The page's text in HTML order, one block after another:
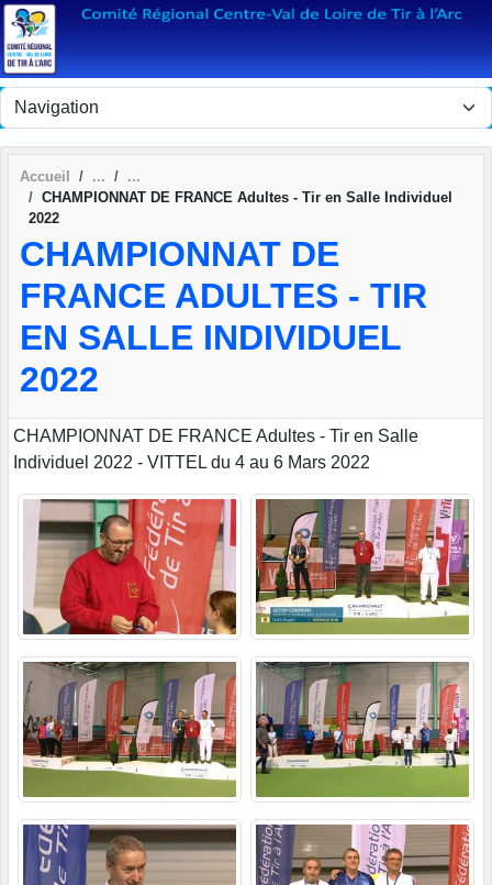
Accueil
CHAMPIONNAT DE FRANCE Adultes - Tir en Salle Individuel
2022
CHAMPIONNAT DE
FRANCE ADULTES - TIR
EN SALLE INDIVIDUEL
2022
CHAMPIONNAT DE FRANCE Adultes - Tir en Salle
Individuel 2022 - VITTEL du 4 au 6 Mars 2022
Panneau de gestion des cookies